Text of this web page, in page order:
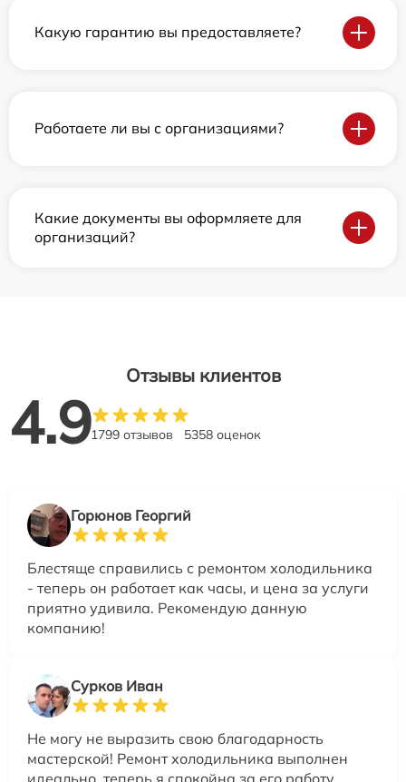
Какую гарантию вы предоставляете?
Работаете ли вы с организациями?
Какие документы вы оформляете для
организаций?
Отзывы клиентов
4.91799 отзывов 5358 оценок
Горюнов Георгий
Блестяще справились с ремонтом холодильника
- теперь он работает как часы, и цена за услуги
приятно удивила. Рекомендую данную
компанию!
Сурков Иван
Не могу не выразить свою благодарность
мастерской! Ремонт холодильника выполнен
идеально, теперь я спокойна за его работу.